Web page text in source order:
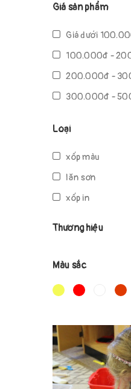
Giá sản phẩm
Giá dưới
100.000đ -
200.000đ -
300.000đ -
Giá trên
Loại
xốp màu
lăn sơn
xốp in
Thương hiệu
Màu sắc